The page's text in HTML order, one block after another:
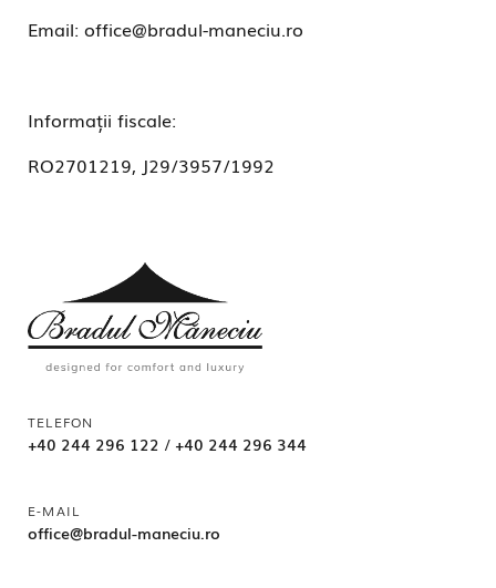
Email: office@bradul-maneciu.ro
Informații fiscale:
RO2701219, J29/3957/1992
TELEFON
+40 244 296 122 / +40 244 296 344
E-MAIL
office@bradul-maneciu.ro